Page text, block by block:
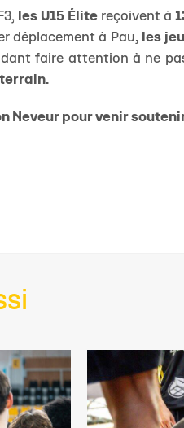
les U15 Élite reçoivent à
déplacement à Pau, les
faire attention à ne
Neveur pour venir